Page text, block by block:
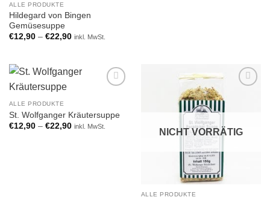
ALLE PRODUKTE
Hildegard von Bingen
Gemüsesuppe
€12,90– €22,90 inkl. MwSt.
ALLE PRODUKTE
St. Wolfganger Kräutersuppe
€12,90– €22,90 inkl. MwSt.
NICHT VORRÄTIG
ALLE PRODUKTE